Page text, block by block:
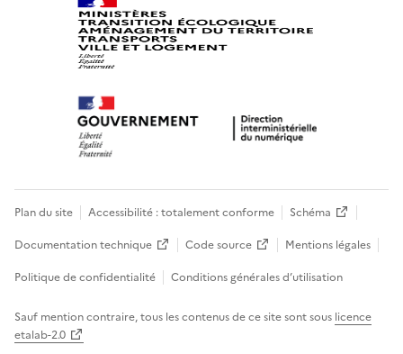
Plan du site Accessibilité : totalement conforme
Schéma
Documentation technique
Code source
Mentions légales
Politique de confidentialité
Conditions générales d’utilisation
Sauf mention contraire, tous les contenus de ce site sont sous licence
etalab-2.0